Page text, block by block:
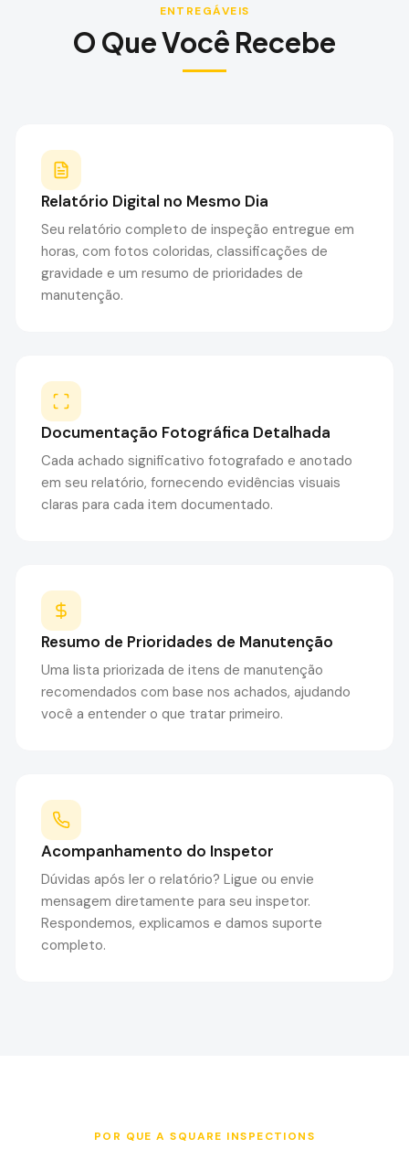
ENTREGÁVEIS
O Que Você Recebe
Relatório Digital no Mesmo Dia
Seu relatório completo de inspeção entregue em
horas, com fotos coloridas, classificações de
gravidade e um resumo de prioridades de
manutenção.
Documentação Fotográfica Detalhada
Cada achado significativo fotografado e anotado
em seu relatório, fornecendo evidências visuais
claras para cada item documentado.
Resumo de Prioridades de Manutenção
Uma lista priorizada de itens de manutenção
recomendados com base nos achados, ajudando
você a entender o que tratar primeiro.
Acompanhamento do Inspetor
Dúvidas após ler o relatório? Ligue ou envie
mensagem diretamente para seu inspetor.
Respondemos, explicamos e damos suporte
completo.
POR QUE A SQUARE INSPECTIONS